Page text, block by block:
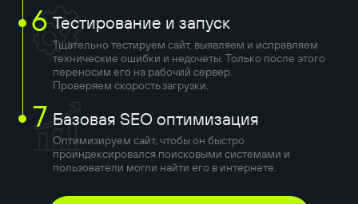
6 Тестирование и запуск
Тщательно тестируем сайт, выявляем и исправляем
технические ошибки и недочеты. Только после этого
переносим его на рабочий сервер.
Проверяем скорость загрузки.
7 Базовая SEO оптимизация
Оптимизируем сайт, чтобы он быстро
проиндексировался поисковыми системами и
пользователи могли найти его в интернете.